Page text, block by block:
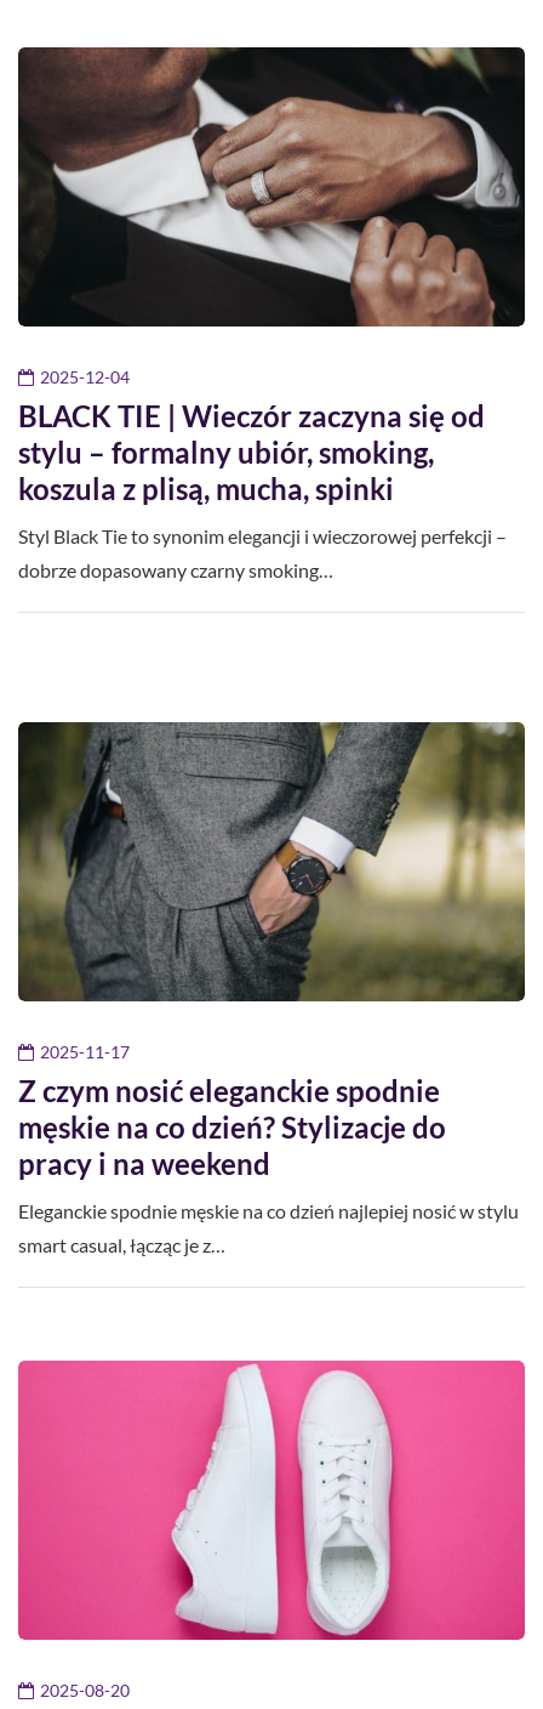
2025-12-04
BLACK TIE | Wieczór zaczyna się od
stylu – formalny ubiór, smoking,
koszula z plisą, mucha, spinki
Styl Black Tie to synonim elegancji i wieczorowej perfekcji –
dobrze dopasowany czarny smoking…
2025-11-17
Z czym nosić eleganckie spodnie
męskie na co dzień? Stylizacje do
pracy i na weekend
Eleganckie spodnie męskie na co dzień najlepiej nosić w stylu
smart casual, łącząc je z…
2025-08-20